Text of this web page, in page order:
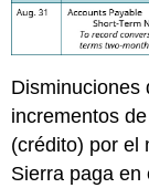
Disminuciones
incrementos
(crédito) por el
Sierra paga en